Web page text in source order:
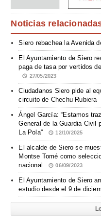
Noticias
Siero rebachea la Avenida
El Ayuntamiento de Siero
paga de tasa por vertidos
27/05/2023
Ciudadanos Siero pide al
circuito de Chechu Rubiera
Ángel García: “Estamos
General de la Guardia Civil
La Pola”
12/10/2025
El alcalde de Siero se
Montse Tomé como
nacional
06/09/2023
El Ayuntamiento de Siero
estudio desde el 9 de